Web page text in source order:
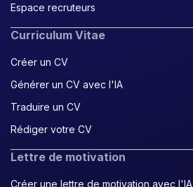
Espace recruteurs
Curriculum Vitae
Créer un CV
Générer un CV avec l'IA
Traduire un CV
Rédiger votre CV
Lettre de motivation
Créer une lettre de motivation avec l'IA